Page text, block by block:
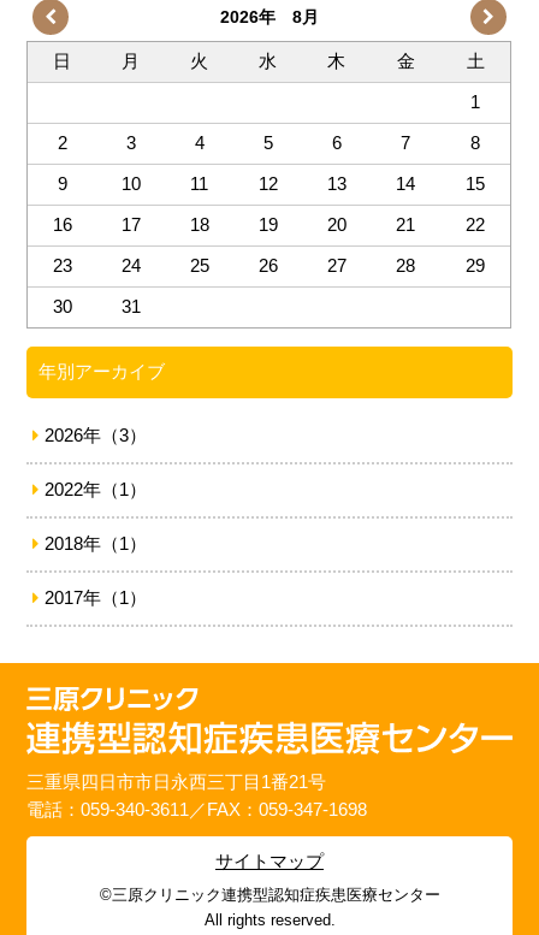
2026年 8月
日 月 火 水 木 金 土
1
2 3 4 5 6 7 8
9 10 11 12 13 14 15
16 17 18 19 20 21 22
23 24 25 26 27 28 29
30 31
年別アーカイブ
2026年（3）
2022年（1）
2018年（1）
2017年（1）
三重県四日市市日永西三丁目1番21号
電話：059-340-3611／FAX：059-347-1698
サイトマップ
©三原クリニック連携型認知症疾患医療センター
All rights reserved.